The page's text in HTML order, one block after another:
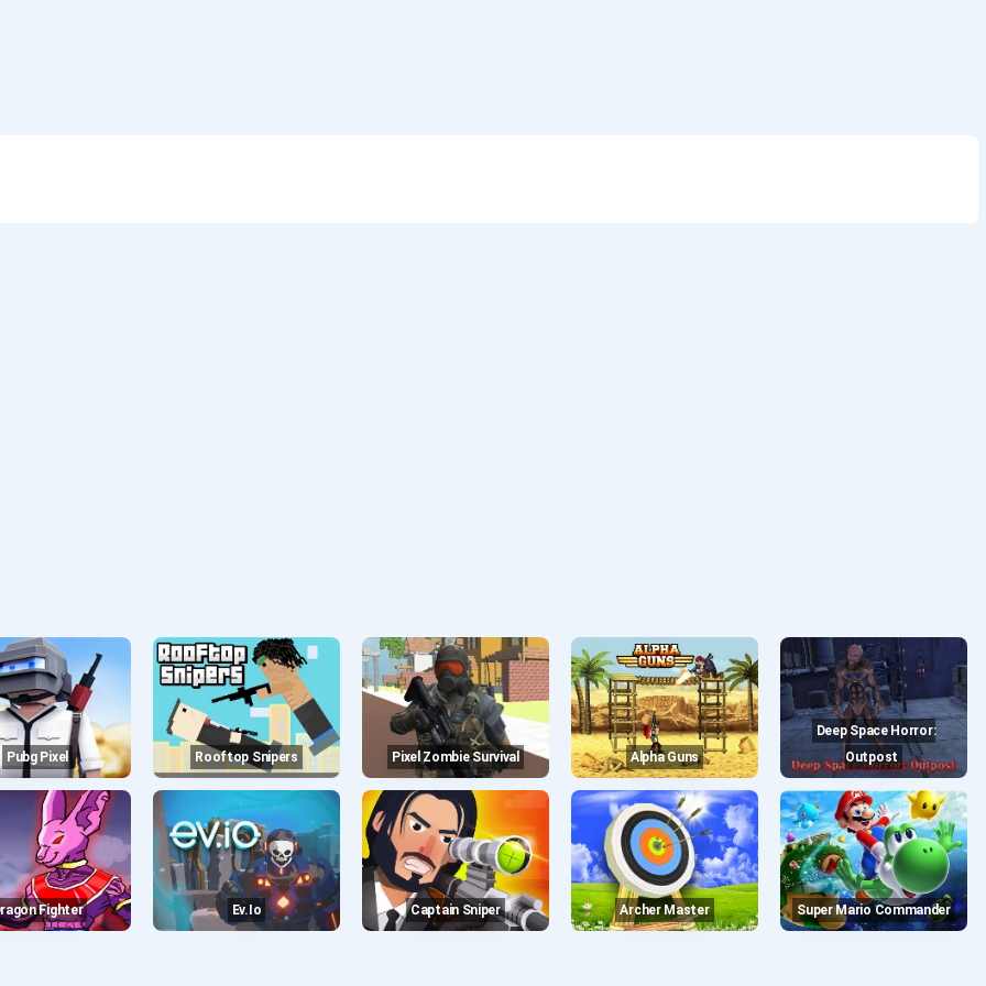
Pubg Pixel Rooftop Snipers Pixel Zombie Survival Alpha Guns
Deep Space Horror:
Outpost
Dragon Fighter Ev.io Captain Sniper Archer Master Super Mario Commander